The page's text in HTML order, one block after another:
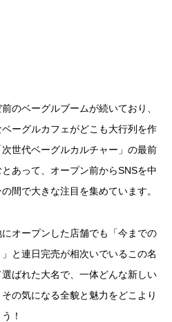
のベーグルブームが続いており、
ーグルカフェがどこも大行列を作
世代ベーグルカルチャー」の最前
あって、オープン前からSNSを中
間で大きな注目を集めています。
オープンした店舗でも「今までの
と連日完売が相次いでいるこの名
ばれた大名で、一体どんな新しい
の気になる全貌と魅力をどこより
！